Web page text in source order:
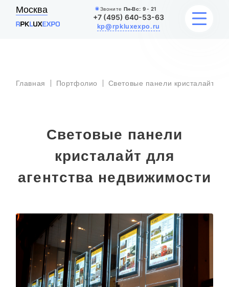
Москва Звоните Пн-Вс: 9 - 21
+7 (495) 640-53-63
kp@rpkluxexpo.ru
ВЫВЕСКИ
КАТАЛОГ
НАШИ РАБОТЫ
О КОМПАНИИ
Главная Портфолио Световые панели кристалайт
Световые панели
кристалайт для
агентства недвижимости